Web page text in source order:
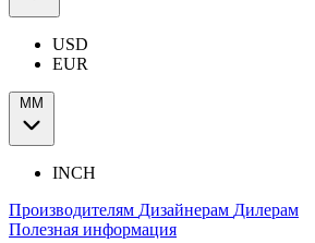
USD
EUR
ММ
INCH
Производителям Дизайнерам Дилерам
Полезная информация